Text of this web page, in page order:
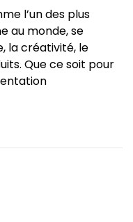
l’un des plus
au monde, se
la créativité, le
Que ce soit pour